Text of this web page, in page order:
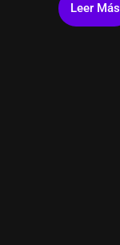
Leer Más